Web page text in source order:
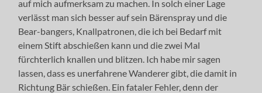
auf mich aufmerksam zu machen. In solch einer Lage
verlässt man sich besser auf sein Bärenspray und die
Bear-bangers, Knallpatronen, die ich bei Bedarf mit
einem Stift abschießen kann und die zwei Mal
fürchterlich knallen und blitzen. Ich habe mir sagen
lassen, dass es unerfahrene Wanderer gibt, die damit in
Richtung Bär schießen. Ein fataler Fehler, denn der